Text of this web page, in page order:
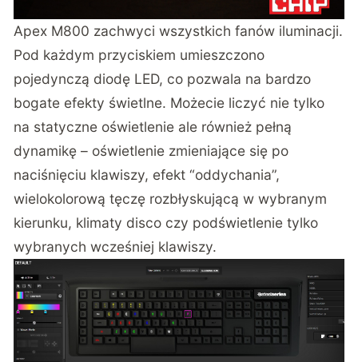
Apex M800 zachwyci wszystkich fanów iluminacji.
Pod każdym przyciskiem umieszczono
pojedynczą diodę LED, co pozwala na bardzo
bogate efekty świetlne. Możecie liczyć nie tylko
na statyczne oświetlenie ale również pełną
dynamikę – oświetlenie zmieniające się po
naciśnięciu klawiszy, efekt “oddychania”,
wielokolorową tęczę rozbłyskującą w wybranym
kierunku, klimaty disco czy podświetlenie tylko
wybranych wcześniej klawiszy.